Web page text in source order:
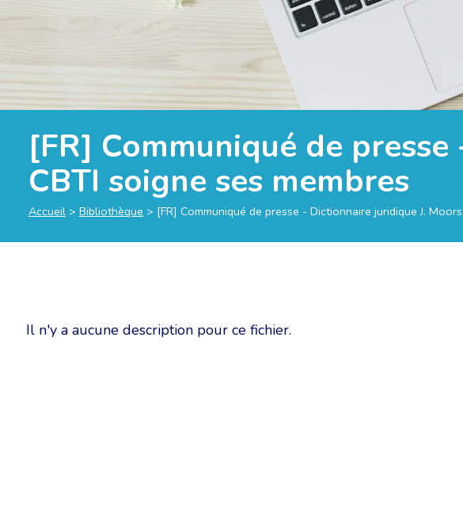
[FR] Communiqué de
CBTI soigne ses membres
Accueil > Bibliothèque > [FR] Communiqué de presse - Dictionnaire juridique J.
Il n'y a aucune description pour ce fichier.